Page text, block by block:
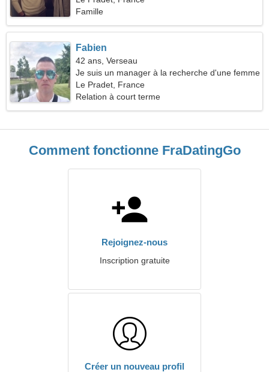
Famille
Fabien
42 ans, Verseau
Je suis un manager à la recherche d'une femme
gentille
Le Pradet, France
Relation à court terme
Comment fonctionne FraDatingGo
Rejoignez-nous
Inscription gratuite
Créer un nouveau profil